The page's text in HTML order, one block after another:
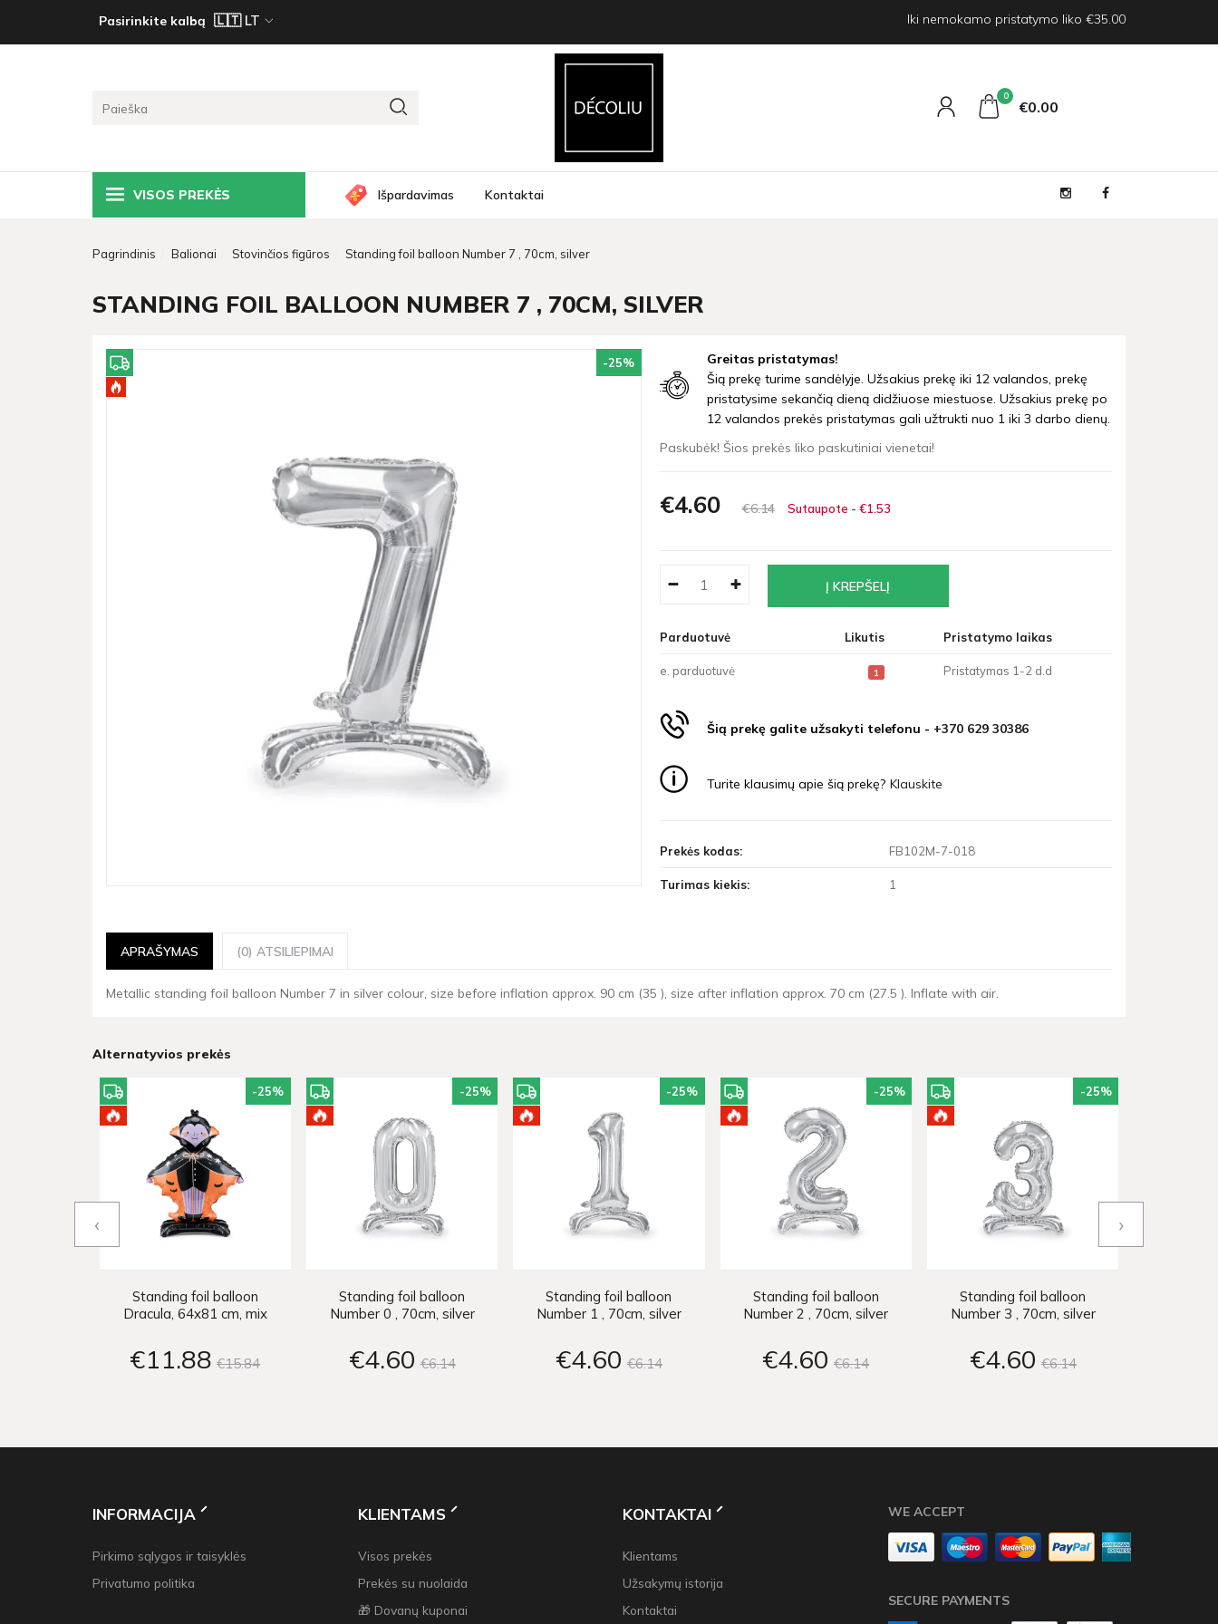
Pasirinkite kalbą Iki nemokamo pristatymo liko €35.00
0
€0 00
VISOS PREKĖS Išpardavimas Kontaktai
Pagrindinis Balionai Stovinčios figūros Standing foil balloon Number 7 , 70cm, silver
STANDING FOIL BALLOON NUMBER 7 , 70CM, SILVER
-25%
Greitas pristatymas!
Šią prekę turime sandėlyje. Užsakius prekę iki 12 valandos, prekę
pristatysime sekančią dieną didžiuose miestuose. Užsakius prekę po
12 valandos prekės pristatymas gali užtrukti nuo 1 iki 3 darbo dienų.
Paskubėk! Šios prekės liko paskutiniai vienetai!
€4 60 €614 Sutaupote - €1 53
Parduotuvė Likutis Pristatymo laikas
e. parduotuvė 1 Pristatymas 1-2 d.d
Šią prekę galite užsakyti telefonu - +370 629 30386
Turite klausimų apie šią prekę? Klauskite
Prekės kodas: FB102M-7-018
Turimas kiekis: 1
APRAŠYMAS (0) ATSILIEPIMAI
Metallic standing foil balloon Number 7 in silver colour, size before inflation approx. 90 cm (35 ), size after inflation approx. 70 cm (27.5 ). Inflate with air.
Alternatyvios prekės
-25%
Standing foil balloon
Dracula, 64x81 cm, mix
€11 88 €1584
-25%
Standing foil balloon
Number 0 , 70cm, silver
€4 60 €614
-25%
Standing foil balloon
Number 1 , 70cm, silver
€4 60 €614
-25%
Standing foil balloon
Number 2 , 70cm, silver
€4 60 €614
-25%
Standing foil balloon
Number 3 , 70cm, silver
€4 60 €614
‹ ›
INFORMACIJA
Pirkimo sąlygos ir taisyklės
Privatumo politika
KLIENTAMS
Visos prekės
Prekės su nuolaida
🎁 Dovanų kuponai
KONTAKTAI
Klientams
Užsakymų istorija
Kontaktai
WE ACCEPT
SECURE PAYMENTS